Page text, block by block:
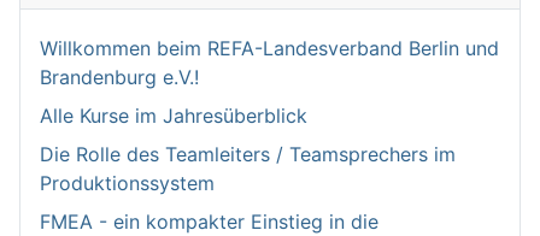
Willkommen bei­m REFA-Landesverband Berlin und
Brandenburg e.V.!
Alle Kurse im Jahresüberblick
Die Rolle des Teamleiters / Teamsprechers im
Produktionssystem
FMEA - ein kompakter Einstieg in die